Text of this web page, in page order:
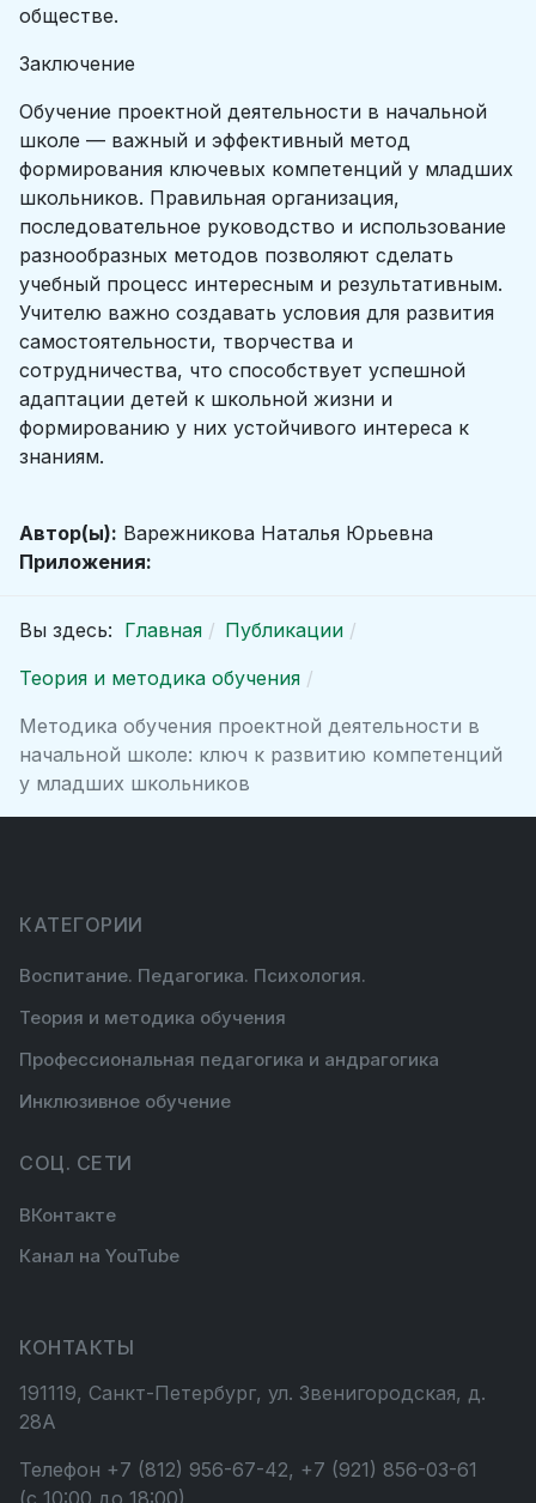
обществе.
Заключение
Обучение проектной деятельности в начальной
школе — важный и эффективный метод
формирования ключевых компетенций у младших
школьников. Правильная организация,
последовательное руководство и использование
разнообразных методов позволяют сделать
учебный процесс интересным и результативным.
Учителю важно создавать условия для развития
самостоятельности, творчества и
сотрудничества, что способствует успешной
адаптации детей к школьной жизни и
формированию у них устойчивого интереса к
знаниям.
Автор(ы): Варежникова Наталья Юрьевна
Приложения:
Вы здесь: Главная
Публикации
Теория и методика обучения
Методика обучения проектной деятельности в
начальной школе: ключ к развитию компетенций
у младших школьников
КАТЕГОРИИ
Воспитание. Педагогика. Психология.
Теория и методика обучения
Профессиональная педагогика и андрагогика
Инклюзивное обучение
СОЦ. СЕТИ
ВКонтакте
Канал на YouTube
КОНТАКТЫ
191119, Санкт-Петербург, ул. Звенигородская, д.
28А
Телефон +7 (812) 956-67-42, +7 (921) 856-03-61
(с 10:00 до 18:00)